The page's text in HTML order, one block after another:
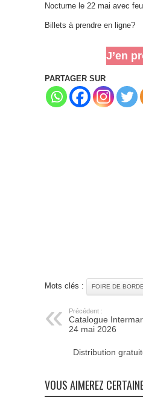
Nocturne le 22 mai avec
Billets à prendre en ligne?
J’en
PARTAGER SUR
Mots clés : FOIRE DE
Précédent :
Catalogue
24 mai 2026
Distribution
VOUS AIMEREZ